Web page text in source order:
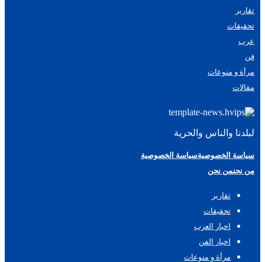
تقارير
تحقيقات
عرب
فن
مرأة و منوعات
مقالات
لبلدنا والناس والحرية
سياسة الخصوصيةسياسة الخصوصية
من نحنمن نحن
تقارير
تحقيقات
اخبار العرب
اخبار الفن
مرأة و منوعات